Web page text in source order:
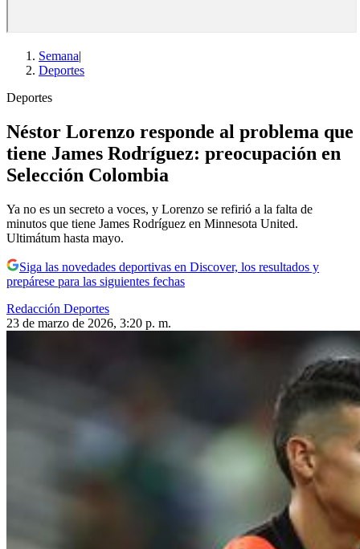
Semana|
Deportes
Deportes
Néstor Lorenzo responde al problema que
tiene James Rodríguez: preocupación en
Selección Colombia
Ya no es un secreto a voces, y Lorenzo se refirió a la falta de
minutos que tiene James Rodríguez en Minnesota United.
Ultimátum hasta mayo.
Siga las novedades deportivas en Discover, los resultados y
prepárese para las siguientes fechas
Redacción Deportes
23 de marzo de 2026, 3:20 p. m.